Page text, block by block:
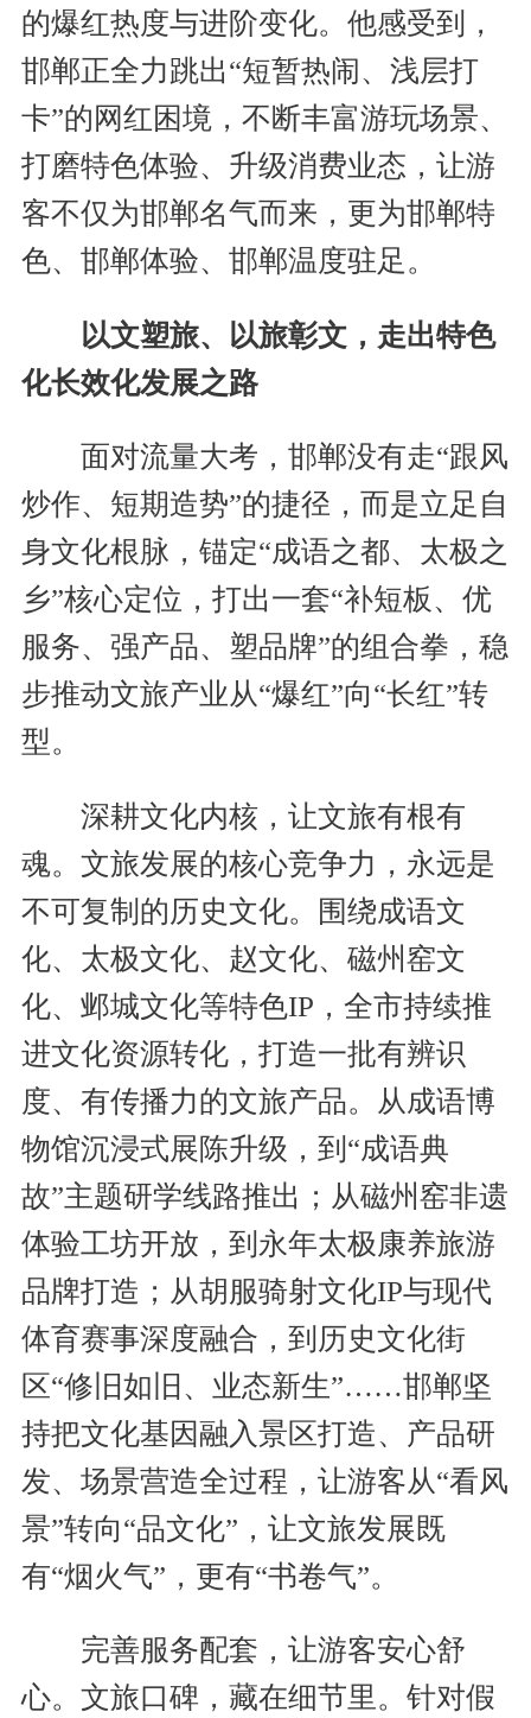
的爆红热度与进阶变化。他感受到，
邯郸正全力跳出“短暂热闹、浅层打
卡”的网红困境，不断丰富游玩场景、
打磨特色体验、升级消费业态，让游
客不仅为邯郸名气而来，更为邯郸特
色、邯郸体验、邯郸温度驻足。
以文塑旅、以旅彰文，走出特色
化长效化发展之路
面对流量大考，邯郸没有走“跟风
炒作、短期造势”的捷径，而是立足自
身文化根脉，锚定“成语之都、太极之
乡”核心定位，打出一套“补短板、优
服务、强产品、塑品牌”的组合拳，稳
步推动文旅产业从“爆红”向“长红”转
型。
深耕文化内核，让文旅有根有
魂。文旅发展的核心竞争力，永远是
不可复制的历史文化。围绕成语文
化、太极文化、赵文化、磁州窑文
化、邺城文化等特色IP，全市持续推
进文化资源转化，打造一批有辨识
度、有传播力的文旅产品。从成语博
物馆沉浸式展陈升级，到“成语典
故”主题研学线路推出；从磁州窑非遗
体验工坊开放，到永年太极康养旅游
品牌打造；从胡服骑射文化IP与现代
体育赛事深度融合，到历史文化街
区“修旧如旧、业态新生”……邯郸坚
持把文化基因融入景区打造、产品研
发、场景营造全过程，让游客从“看风
景”转向“品文化”，让文旅发展既
有“烟火气”，更有“书卷气”。
完善服务配套，让游客安心舒
心。文旅口碑，藏在细节里。针对假